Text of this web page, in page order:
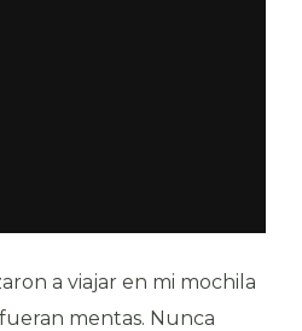
a viajar en mi mochila
mentas. Nunca